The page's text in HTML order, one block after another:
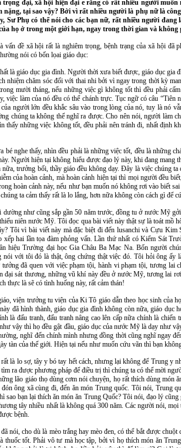
trọng đại, xã hội hiện đại e rằng có rất nhiều người
nặng, tại sao vậy? Bởi vì rất nhiều người là phụ nữ là
Sư Phụ có thể nói cho các bạn nữ, rất nhiều người
họ ở trong một giới hạn, ngay trong thời gian và
vấn đề xã hội rất là nghiêm trọng, bệnh trạng của xã hội đã
nói có bốn lọai giáo dục:
là giáo dục gia đình. Người thời xưa biết được, giáo dục gia
nhiệm chăm sóc đối với thai nhi bởi vì ngay trong thời kỳ
mười tháng, nếu những việc gì không tốt thì đều phải
việc làm của nó đều có thể chánh trực. Tục ngữ có câu
người lớn đều khắc sâu vào trong lòng của nó, tuy là nó
chúng ta không thể nghĩ ra được. Cho nên nói, người làm
thấy những việc không tốt, đều phải nên tránh đi, nhất định
bé nghe thấy, nhìn đều phải là những việc tốt, đều là những
Người hiện tại không hiểu được đạo lý này, khi đang
nữa, trưởng bối, thầy giáo đều không dạy. Đây là việc chúng
của hoàn cảnh, mà hoàn cảnh hiện tại thì mọi người đều
hoàn cảnh này, nếu như bạn muốn nó không rơi vào biết
ta cảm thấy rất là lo lắng, hơn nữa không còn cách gì để
dường như cũng sắp gần 50 năm trước, đồng tu ở nước Mỹ
niên nước Mỹ. Tôi đọc qua bài viết này thật sự là toát mồ
Tôi vì bài viết này mà đặc biệt đi đến lusanchi và Cựu
xếp hai lần tọa đàm phỏng vấn. Lần thứ nhất có Kiểm Sát
hiệu Trường đại học Gia Châu Ba Mạc Na. Bốn người
với tôi đó là thật, ông chứng thật việc đó. Tôi hỏi ông ấy
đã quen với việc phạm tội, hành vi phạm tội, tương
đại sát thương, những vũ khí này đều ở nước Mỹ, tương lai
thực là sẽ có tình huống này, rất cảm thán!
viện trưởng tu viện của Ki Tô giáo dẫn theo học sinh của
đã hình thành, giáo dục gia đình không còn nữa, giáo dục
là đấu tranh, đấu tranh nâng cao lên cấp nữa chính là
vậy thì họ đều gật đầu, giáo dục của nước Mỹ là dạy như
nghĩ đến chính mình nhưng đồng thời cũng nghĩ ngay
tàn của thế giới. Hiện tại nếu như muốn cứu vãn thì bạn
là lo sợ, tây y bó tay hết cách, nhưng lại không để Trung y
ra được phương pháp để điều trị thì chúng ta có thể mời
lão giáo thọ dùng cơm nói chuyện, họ rất thích dùng món
ông xã cùng đi, đến ăn món Trung quốc. Tôi nói, Trung
sao bạn lại thích ăn món ăn Trung Quốc? Tôi nói, đạo lý
tây nhiều nhất là không quá 300 năm. Các người nói,
bệnh.
nói, cho dù là mèo trắng hay mèo đen, có thể bắt được
tốt. Phải vô tư mà học tập, bởi vì họ thích món ăn